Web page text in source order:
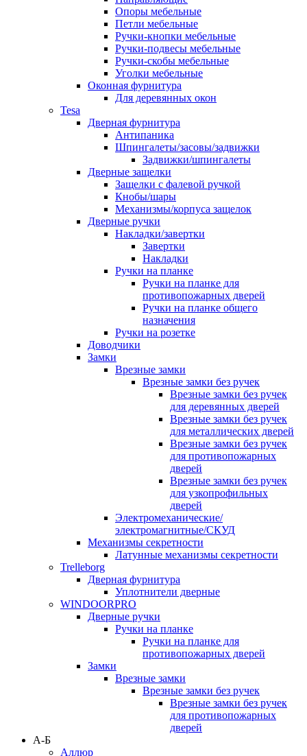
Опоры мебельные
Петли мебельные
Ручки-кнопки мебельные
Ручки-подвесы мебельные
Ручки-скобы мебельные
Уголки мебельные
Оконная фурнитура
Для деревянных окон
Tesa
Дверная фурнитура
Антипаника
Шпингалеты/засовы/задвижки
Задвижки/шпингалеты
Дверные защелки
Защелки с фалевой ручкой
Кнобы/шары
Механизмы/корпуса защелок
Дверные ручки
Накладки/завертки
Завертки
Накладки
Ручки на планке
Ручки на планке для
противопожарных дверей
Ручки на планке общего
назначения
Ручки на розетке
Доводчики
Замки
Врезные замки
Врезные замки без ручек
Врезные замки без ручек
для деревянных дверей
Врезные замки без ручек
для металлических дверей
Врезные замки без ручек
для противопожарных
дверей
Врезные замки без ручек
для узкопрофильных
дверей
Электромеханические/
электромагнитные/СКУД
Механизмы секретности
Латунные механизмы секретности
Trelleborg
Дверная фурнитура
Уплотнители дверные
WINDOORPRO
Дверные ручки
Ручки на планке
Ручки на планке для
противопожарных дверей
Замки
Врезные замки
Врезные замки без ручек
Врезные замки без ручек
для противопожарных
дверей
А-Б
Аллюр